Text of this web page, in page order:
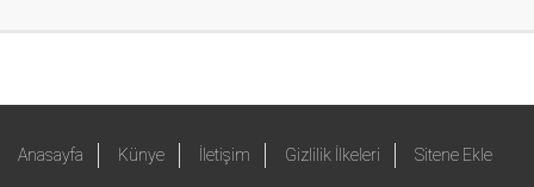
Anasayfa Künye İletişim Gizlilik İlkeleri Sitene Ekle